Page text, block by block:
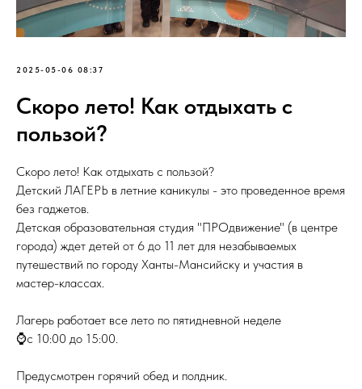
2025-05-06 08:37
Скоро лето! Как отдыхать с
пользой?
Скоро лето! Как отдыхать с пользой?
Детский ЛАГЕРЬ в летние каникулы - это проведенное время
без гаджетов.
Детская образовательная студия "ПРОдвижение" (в центре
города) ждет детей от 6 до 11 лет для незабываемых
путешествий по городу Ханты-Мансийску и участия в
мастер-классах.
Лагерь работает все лето по пятидневной неделе
⌚с 10:00 до 15:00.
Предусмотрен горячий обед и полдник.